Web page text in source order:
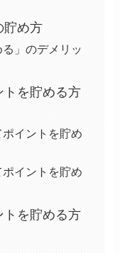
貯め方
る」のデメリッ
トを貯める方
ポイントを貯め
ポイントを貯め
トを貯める方